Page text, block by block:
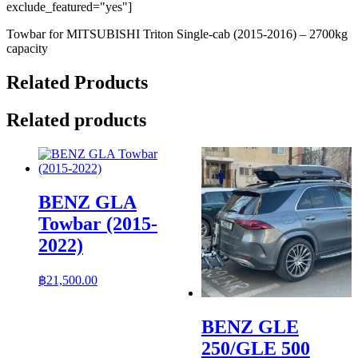
exclude_featured="yes"]
Towbar for MITSUBISHI Triton Single-cab (2015-2016) – 2700kg
capacity
Related Products
Related products
BENZ GLA
Towbar (2015-
2022)
฿21,500.00
BENZ GLE
250/GLE 500